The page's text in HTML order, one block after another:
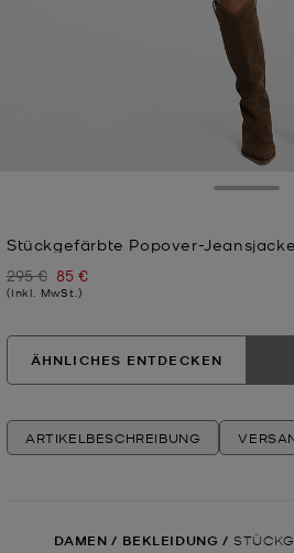
Stückgefärbte Popover-Jeansjacke
Zuvor
295 € Jetzt
85 €
(Inkl. MwSt.)
ÄHNLICHES ENTDECKEN
ARTIKELBESCHREIBUNG
DAMEN / BEKLEIDUNG /